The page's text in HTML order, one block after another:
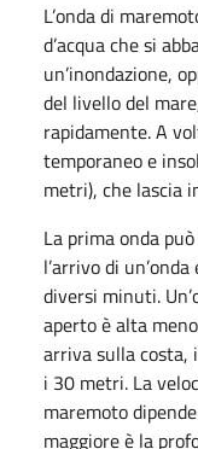
L’onda di
d’acqua che si
un’inondazione,
del livello del
rapidamente. A
temporaneo e
metri), che lascia
La prima onda
l’arrivo di
diversi minuti.
aperto è alta
arriva sulla costa,
i 30 metri. La
maremoto
maggiore è la